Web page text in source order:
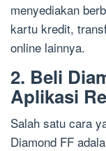
menyediakan
kartu kredit,
online lainnya.
2. Beli
Aplikasi
Salah satu cara
Diamond FF